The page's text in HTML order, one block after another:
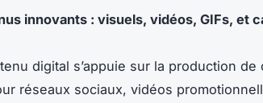
innovants : visuels, vidéos, GIFs, et
digital s’appuie sur la production de
réseaux sociaux, vidéos